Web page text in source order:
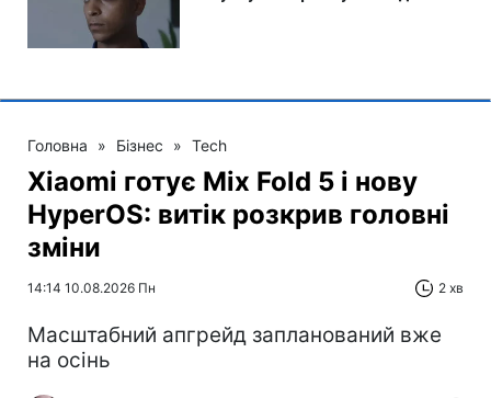
Головна » Бізнес » Tech
Xiaomi готує Mix Fold 5 і нову
HyperOS: витік розкрив головні
зміни
14:14 10.08.2026 Пн 2 хв
Масштабний апгрейд запланований вже
на осінь